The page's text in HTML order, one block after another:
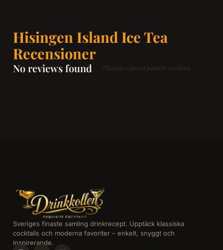
Hisingen Island Ice Tea
Recensioner
No reviews found *Guests cannot publish reviews
Sveriges finaste samling drinkrecept. Upptäck klassiska
cocktails och moderna favoriter – enkelt, snyggt och
inspirerande.